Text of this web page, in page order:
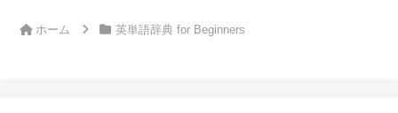
ホーム 英単語辞典 for Beginners